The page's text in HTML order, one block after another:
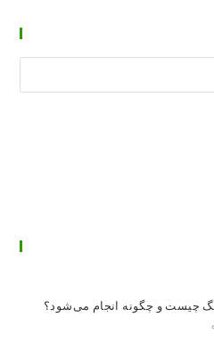
چیست و چگونه انجام می‌شود؟